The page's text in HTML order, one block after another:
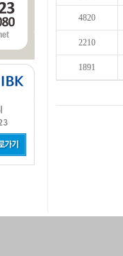
4820
2210
1891